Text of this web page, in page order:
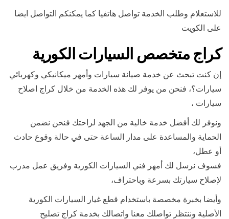
للاستعلام وطلب الخدمة تواصل هاتفيا كما يمكنكم التواصل ايضا
على الكويت
كراج متخصص السيارات الكورية
إن كنت تبحث عن خدمة صيانة سيارات وأمهر ميكانيكي وكهربائي
سيارات؟، فنحن من يوفر لك هذه الخدمة من خلال كراج اصلاح
سيارات ،
ونوفر لك أفضل خدمة خالية من الجهد لراحتك فنحن نضمن
الحماية والمساعدة على مدار الساعة حتى في حالة وقوع حادث
أو عطل،
فسوف نرسل لك أمهر فني السيارات الكورية وفريق عمل مدرب
لإصلاح سيارتك بسرعة وباحتراف،
وأيضا بخبرة مخصصة باستخدام قطع غيار السيارات الكورية
الأصلية وننتظر تواصلك معنا واتصالك بخدمة كراج تصليح